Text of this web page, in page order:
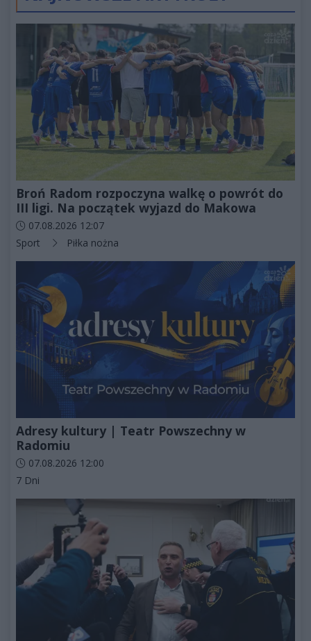
Broń Radom rozpoczyna walkę o powrót do
III ligi. Na początek wyjazd do Makowa
Data dodania artykułu:
07.08.2026 12:07
Kategorie artykułu:
Sport Piłka nożna
Adresy kultury | Teatr Powszechny w
Radomiu
Data dodania artykułu:
07.08.2026 12:00
Kategorie artykułu:
7 Dni